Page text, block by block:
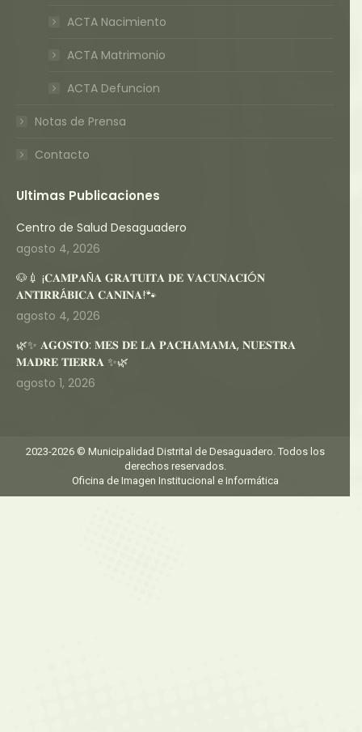
ACTA Nacimiento
ACTA Matrimonio
ACTA Defuncion
Notas de Prensa
Contacto
Ultimas Publicaciones
Centro de Salud Desaguadero
agosto 4, 2026
🐶💉 ¡𝐂𝐀𝐌𝐏𝐀Ñ𝐀 𝐆𝐑𝐀𝐓𝐔𝐈𝐓𝐀 𝐃𝐄 𝐕𝐀𝐂𝐔𝐍𝐀𝐂𝐈Ó𝐍
𝐀𝐍𝐓𝐈𝐑𝐑Á𝐁𝐈𝐂𝐀 𝐂𝐀𝐍𝐈𝐍𝐀!🐾
agosto 4, 2026
🌿✨ 𝐀𝐆𝐎𝐒𝐓𝐎: 𝐌𝐄𝐒 𝐃𝐄 𝐋𝐀 𝐏𝐀𝐂𝐇𝐀𝐌𝐀𝐌𝐀, 𝐍𝐔𝐄𝐒𝐓𝐑𝐀
𝐌𝐀𝐃𝐑𝐄 𝐓𝐈𝐄𝐑𝐑𝐀 ✨🌿
agosto 1, 2026
2023-2026 © Municipalidad Distrital de Desaguadero. Todos los
derechos reservados.
Oficina de Imagen Institucional e Informática